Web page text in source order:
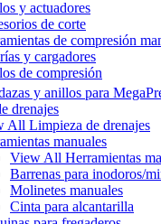
y actuadores
de corte
de compresión
y cargadores
de compresión
y anillos para
drenajes
All Limpieza de drenajes
manuales
View All Herramientas
Barrenas para inodoros/
Molinetes manuales
Cinta para alcantarilla